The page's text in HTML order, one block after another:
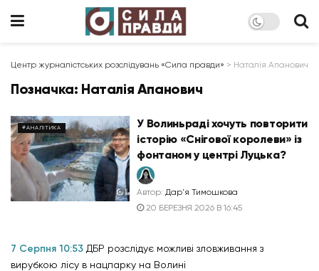
Центр журналістських розслідувань «Сила правди» > Наталія Апанович
Позначка: Наталія Апанович
#АНАЛІТИКА
У Волиньраді хочуть повторити
історію «Снігової королеви» із
фонтаном у центрі Луцька?
Автор: Дар'я Тимошкова
20 БЕРЕЗНЯ 2026 В 16:45
7 Серпня 10:53 ДБР розслідує можливі зловживання з
вирубкою лісу в нацпарку на Волині